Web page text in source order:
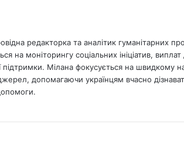
редакторка та аналітик гуманітарних
на моніторингу соціальних ініціатив,
підтримки. Мілана фокусується на швидкому
допомагаючи українцям вчасно